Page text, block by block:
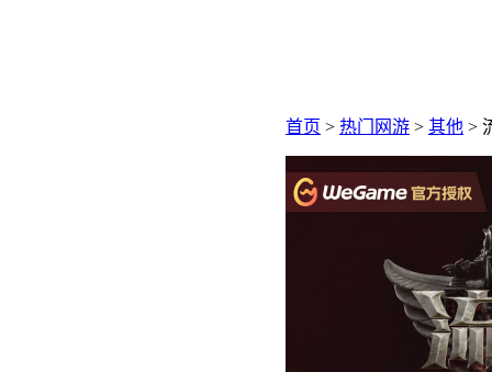
首页 > 热门网游 > 其他 >